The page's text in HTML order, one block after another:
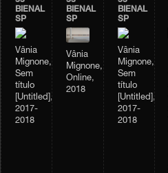
BIENAL
SP
Vânia
Mignone,
Sem
título
[Untitled],
2017-
2018
BIENAL
SP
Vânia
Mignone,
Online,
2018
BIENAL
SP
Vânia
Mignone,
Sem
título
[Untitled],
2017-
2018